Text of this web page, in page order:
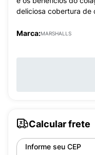
deliciosa cobertura de
Marca:MARSHALLS
Calcular frete
Informe seu CEP